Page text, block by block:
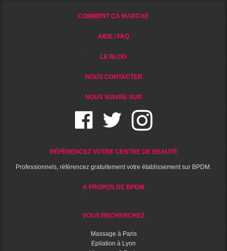
COMMENT ÇA MARCHE
AIDE / FAQ
LE BLOG
NOUS CONTACTER
NOUS SUIVRE SUR
RÉFÉRENCEZ VOTRE CENTRE DE BEAUTÉ
Professionnels, référencez gratuitement votre établissement sur BPDM.
A PROPOS DE BPDM
VOUS RECHERCHEZ
Massage à Paris
Epilation à Lyon